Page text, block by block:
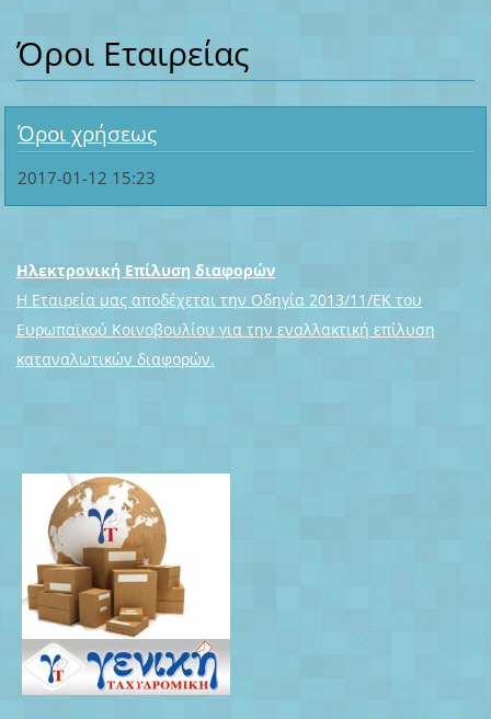
Όροι Εταιρείας
Όροι χρήσεως
2017-01-12 15:23
Ηλεκτρονική Επίλυση διαφορών
Η Εταιρεία μας αποδέχεται την Οδηγία 2013/11/ΕΚ του
Ευρωπαϊκού Κοινοβουλίου για την εναλλακτική επίλυση
καταναλωτικών διαφορών.